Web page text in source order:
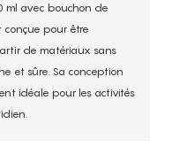
ml avec bouchon de
conçue pour être
de matériaux sans
et sûre. Sa conception
idéale pour les activités